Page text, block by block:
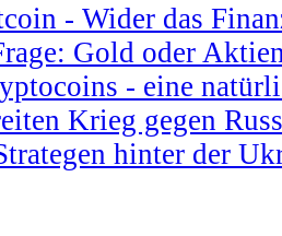
- Wider das
Gold oder
- eine
Krieg gegen
hinter der